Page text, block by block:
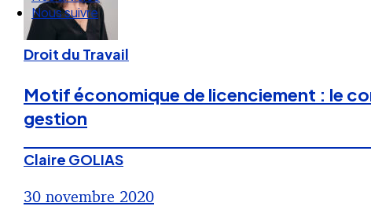
Nos articles
Nous suivre
Droit du Travail
Motif économique de licenciement : le
gestion
Claire GOLIAS
30 novembre 2020